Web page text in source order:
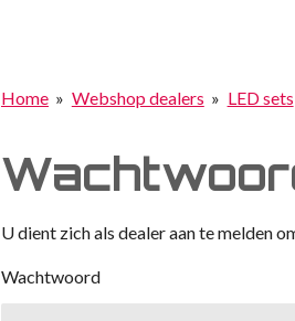
Home » Webshop dealers » LED sets
U dient zich als dealer aan te melden
Wachtwoord